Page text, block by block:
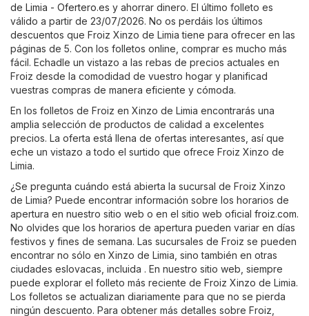
de Limia - Ofertero.es y ahorrar dinero. El último folleto es
válido a partir de 23/07/2026. No os perdáis los últimos
descuentos que Froiz Xinzo de Limia tiene para ofrecer en las
páginas de 5. Con los folletos online, comprar es mucho más
fácil. Echadle un vistazo a las rebas de precios actuales en
Froiz desde la comodidad de vuestro hogar y planificad
vuestras compras de manera eficiente y cómoda.
En los folletos de Froiz en Xinzo de Limia encontrarás una
amplia selección de productos de calidad a excelentes
precios. La oferta está llena de ofertas interesantes, así que
eche un vistazo a todo el surtido que ofrece Froiz Xinzo de
Limia.
¿Se pregunta cuándo está abierta la sucursal de Froiz Xinzo
de Limia? Puede encontrar información sobre los horarios de
apertura en nuestro sitio web o en el sitio web oficial froiz.com.
No olvides que los horarios de apertura pueden variar en días
festivos y fines de semana. Las sucursales de Froiz se pueden
encontrar no sólo en Xinzo de Limia, sino también en otras
ciudades eslovacas, incluida . En nuestro sitio web, siempre
puede explorar el folleto más reciente de Froiz Xinzo de Limia.
Los folletos se actualizan diariamente para que no se pierda
ningún descuento. Para obtener más detalles sobre Froiz,